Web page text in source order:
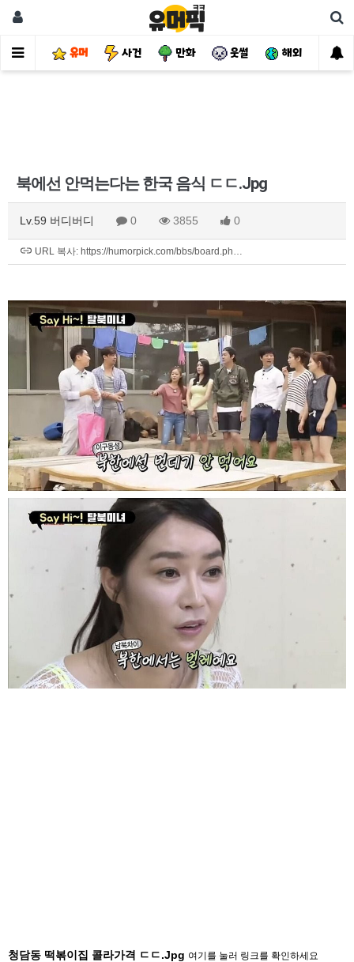
유머 사건 만화 웃썰 해외 핫
북에선 안먹는다는 한국 음식 ㄷㄷ.Jpg
Lv.59 버디버디 0 3855 0
URL 복사: https://humorpick.com/bbs/board.ph…
청담동 떡볶이집 콜라가격 ㄷㄷ.Jpg 여기를 눌러 링크를 확인하세요